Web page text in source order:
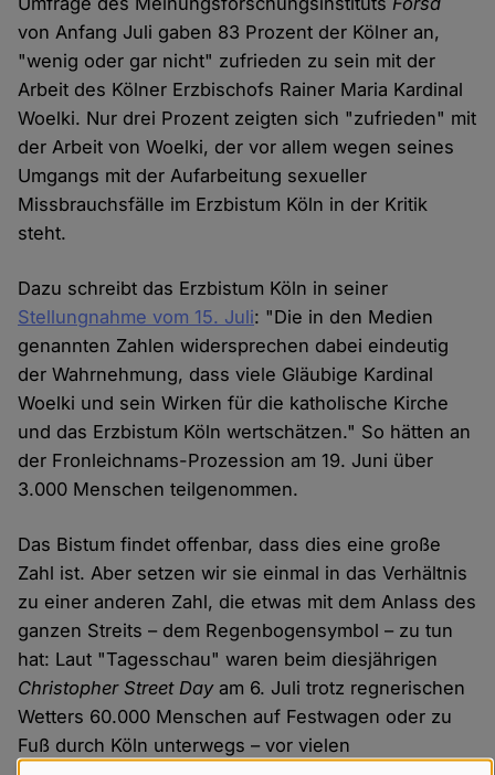
von Anfang Juli gaben 83 Prozent der Kölner an,
"wenig oder gar nicht" zufrieden zu sein mit der
Arbeit des Kölner Erzbischofs Rainer Maria Kardinal
Woelki. Nur drei Prozent zeigten sich "zufrieden" mit
der Arbeit von Woelki, der vor allem wegen seines
Umgangs mit der Aufarbeitung sexueller
Missbrauchsfälle im Erzbistum Köln in der Kritik
steht.
Dazu schreibt das Erzbistum Köln in seiner
Stellungnahme vom 15. Juli: "Die in den Medien
genannten Zahlen widersprechen dabei eindeutig
der Wahrnehmung, dass viele Gläubige Kardinal
Woelki und sein Wirken für die katholische Kirche
und das Erzbistum Köln wertschätzen." So hätten an
der Fronleichnams-Prozession am 19. Juni über
3.000 Menschen teilgenommen.
Das Bistum findet offenbar, dass dies eine große
Zahl ist. Aber setzen wir sie einmal in das Verhältnis
zu einer anderen Zahl, die etwas mit dem Anlass des
ganzen Streits – dem Regenbogensymbol – zu tun
hat: Laut "Tagesschau" waren beim diesjährigen
Christopher Street Dayam 6. Juli trotz regnerischen
Wetters 60.000 Menschen auf Festwagen oder zu
Fuß durch Köln unterwegs – vor vielen